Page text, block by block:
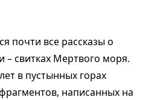
почти все рассказы о
–свитках Мертвого моря.
в пустынных горах
написанных на